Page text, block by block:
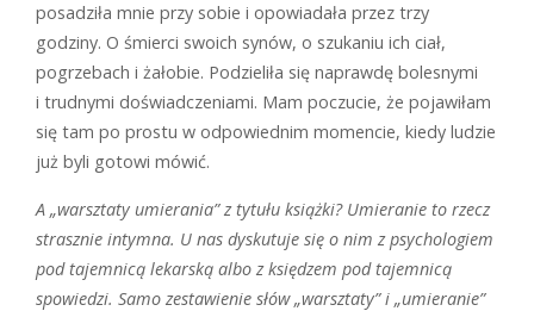
posadziła mnie przy sobie i opowiadała przez trzy
godziny. O śmierci swoich synów, o szukaniu ich ciał,
pogrzebach i żałobie. Podzieliła się naprawdę bolesnymi
i trudnymi doświadczeniami. Mam poczucie, że pojawiłam
się tam po prostu w odpowiednim momencie, kiedy ludzie
już byli gotowi mówić.
A „warsztaty umierania” z tytułu książki? Umieranie to rzecz
strasznie intymna. U nas dyskutuje się o nim z psychologiem
pod tajemnicą lekarską albo z księdzem pod tajemnicą
spowiedzi. Samo zestawienie słów „warsztaty” i „umieranie”